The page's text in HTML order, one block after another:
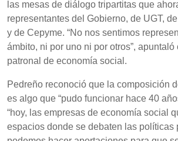
las mesas de diálogo tripartitas que
representantes del Gobierno, de UGT,
y de Cepyme. “No nos sentimos
ámbito, ni por uno ni por otros”,
patronal de economía social.
Pedreño reconoció que la composición
es algo que “pudo funcionar hace 40
“hoy, las empresas de economía social
espacios donde se debaten las políticas